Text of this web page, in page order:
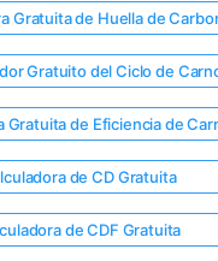
Gratuita de Huella de
Gratuito del Ciclo de
Gratuita de Eficiencia de
de CD Gratuita
de CDF Gratuita